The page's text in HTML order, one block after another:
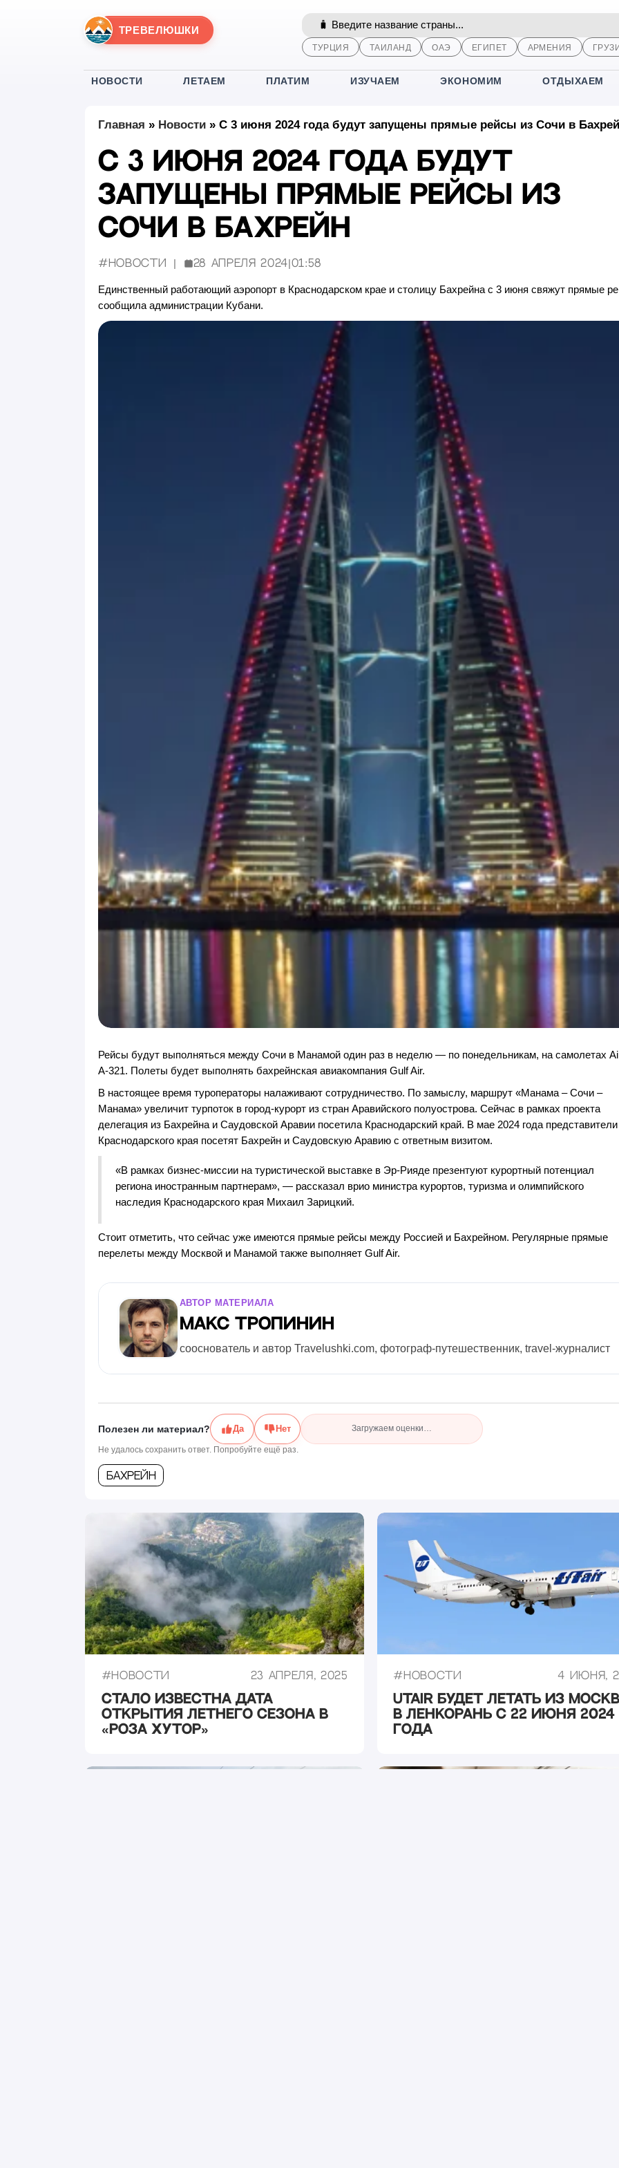
ТРЕВЕЛЮШКИ
ТУРЦИЯ ТАИЛАНД ОАЭ ЕГИПЕТ АРМЕНИЯ
НОВОСТИ ЛЕТАЕМ ПЛАТИМ ИЗУЧАЕМ ЭКОНОМИМ ОТДЫХАЕМ
Главная » Новости» С 3 июня 2024 года будут запущены прямые рейсы из Сочи в
С 3 июня 2024 года будут
запущены прямые рейсы из
Сочи в Бахрейн
#Новости Опубликовано:
28 апреля 2024 01:58
Единственный работающий аэропорт в Краснодарском крае и столицу Бахрейна с 3 июня свяжут прямые
сообщила администрации Кубани.
Рейсы будут выполняться между Сочи в Манамой один раз в неделю — по понедельникам, на самолетах
A-321. Полеты будет выполнять бахрейнская авиакомпания Gulf Air.
В настоящее время туроператоры налаживают сотрудничество. По замыслу, маршрут «Манама – Сочи –
Манама» увеличит турпоток в город-курорт из стран Аравийского полуострова. Сейчас в рамках проекта
делегация из Бахрейна и Саудовской Аравии посетила Краснодарский край. В мае 2024 года представители
Краснодарского края посетят Бахрейн и Саудовскую Аравию с ответным визитом.
«В рамках бизнес-миссии на туристической выставке в Эр-Рияде презентуют курортный потенциал
региона иностранным партнерам», — рассказал врио министра курортов, туризма и олимпийского
наследия Краснодарского края Михаил Зарицкий.
Стоит отметить, что сейчас уже имеются прямые рейсы между Россией и Бахрейном. Регулярные прямые
перелеты между Москвой и Манамой также выполняет Gulf Air.
АВТОР МАТЕРИАЛА
Макс Тропинин
сооснователь и автор Travelushki.com, фотограф-путешественник, travel-журналист
Полезен ли материал? Да Нет Загружаем оценки…
Не удалось сохранить ответ. Попробуйте ещё раз.
Бахрейн
#Новости 23 апреля, 2025
Стало известна дата
открытия летнего сезона в
«Роза Хутор»
#Новости 4 июня,
Utair будет летать из
в Ленкорань с 22 июня 2024
года